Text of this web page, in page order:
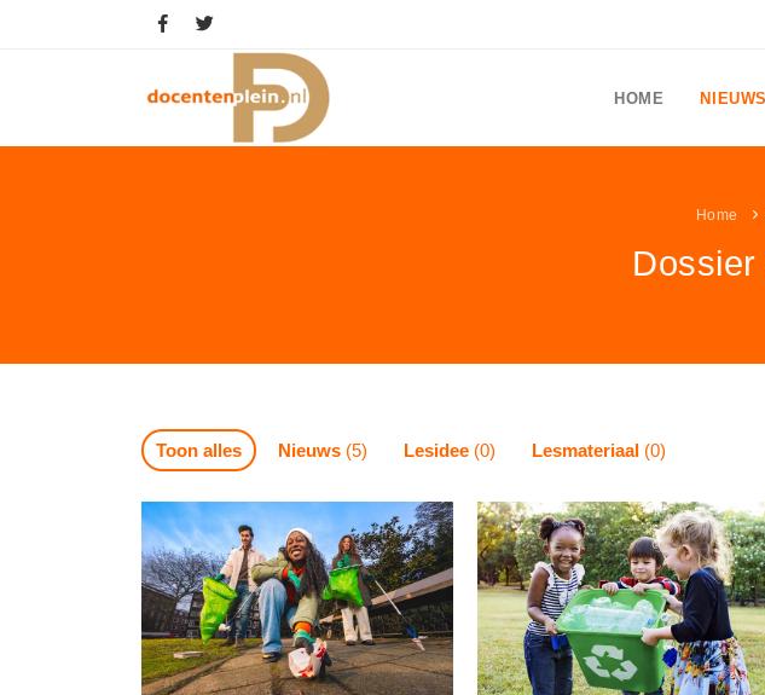
HOME NIEUWS
Home
Toon alles Nieuws (5) Lesidee (0) Lesmateriaal (0)